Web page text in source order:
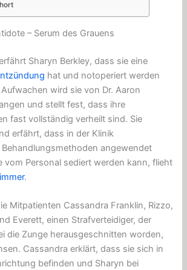
– Serum des Grauens
Sharyn Berkley, dass sie eine
hat und notoperiert werden
wird sie von Dr. Aaron
und stellt fest, dass ihre
fast vollständig verheilt sind. Sie
erfährt, dass in der Klinik
angewendet
vom Personal sediert werden kann, flieht
.
Mitpatienten Cassandra Franklin, Rizzo,
Everett, einen Strafverteidiger, der
die Zunge herausgeschnitten worden,
Cassandra erklärt, dass sie sich in
befinden und Sharyn bei